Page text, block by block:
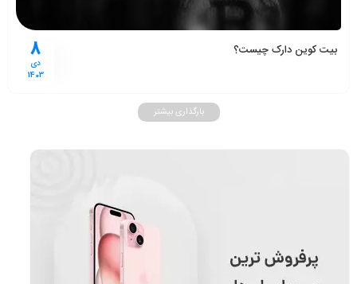
8
دی
1403
بیت کوین دارک چیست؟
بارگذاری بیشتر